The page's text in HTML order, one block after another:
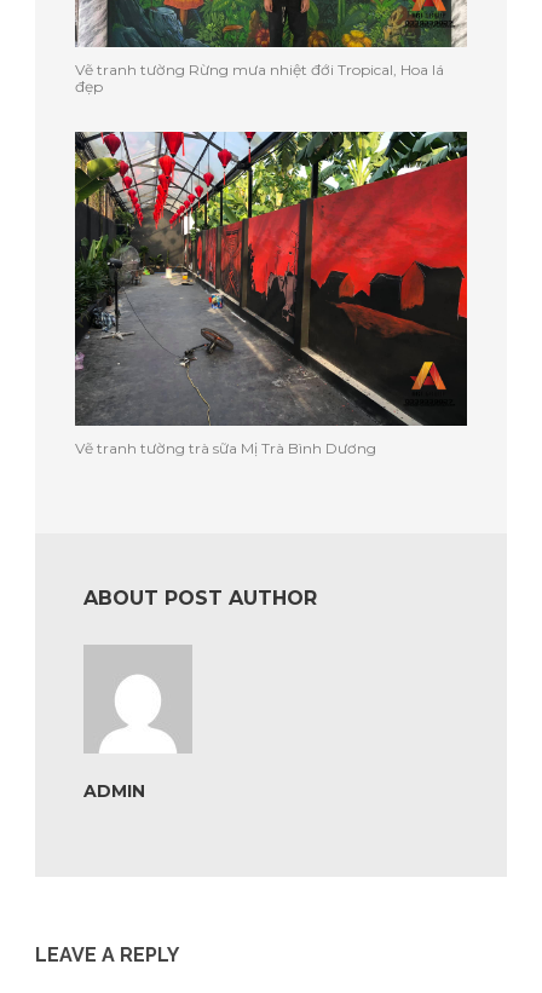
Vẽ tranh tường Rừng mưa nhiệt đới Tropical, Hoa lá
đẹp
Vẽ tranh tường trà sữa Mị Trà Bình Dương
ABOUT POST AUTHOR
ADMIN
LEAVE A REPLY